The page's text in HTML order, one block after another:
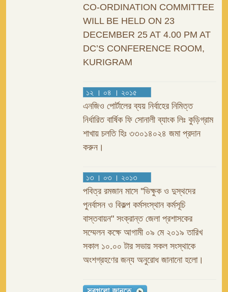
CO-ORDINATION COMMITTEE
WILL BE HELD ON 23
DECEMBER 25 AT 4.00 PM AT
DC’S CONFERENCE ROOM,
KURIGRAM
১২ । ০৪ । ২০১৫
এনজিও পোর্টালের ব্যয় নির্বাহের নিমিত্ত
নির্ধারিত বার্ষিক ফি সোনালী ব্যাংক লিঃ কুড়িগ্রাম
শাখায় চলতি হিঃ ৩৩০১৪০২৪ জমা প্রদান
করুন।
১৩ । ০৩ । ২০১৩
পবিত্র রমজান মাসে ''ভিক্ষুক ও দুস্থদের
পুনর্বাসন ও বিকল্প কর্মসংস্থান কর্মসূচি
বাস্তবায়ন" সংক্রান্ত জেলা প্রশাসকের
সম্মেলন কক্ষে আগামী ০৯ মে ২০১৯ তারিখ
সকাল ১০.০০ টার সভায় সকল সংস্থাকে
অংশগ্রহণের জন্য অনুরোধ জানানো হলো।